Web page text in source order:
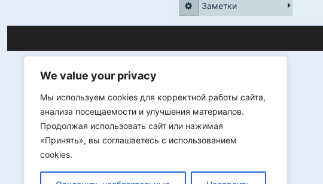
We value your privacy
Мы используем cookies для корректной работы сайта,
анализа посещаемости и улучшения материалов.
Продолжая использовать сайт или нажимая
«Принять», вы соглашаетесь с использованием
cookies.
Заметки